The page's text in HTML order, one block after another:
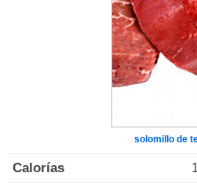
solomillo de
Calorías